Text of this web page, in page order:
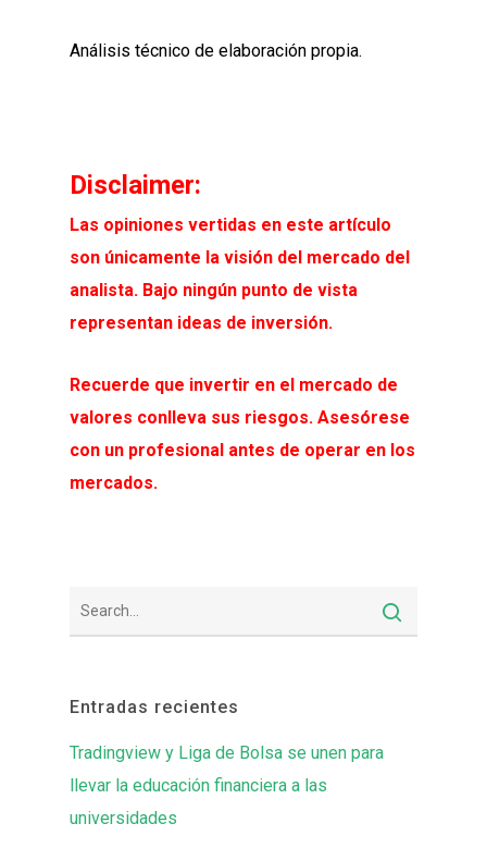
Análisis técnico de elaboración propia.
Disclaimer:
Las opiniones vertidas en este artículo
son únicamente la visión del mercado del
analista. Bajo ningún punto de vista
representan ideas de inversión.
Recuerde que invertir en el mercado de
valores conlleva sus riesgos. Asesórese
con un profesional antes de operar en los
mercados.
Entradas recientes
Tradingview y Liga de Bolsa se unen para
llevar la educación financiera a las
universidades